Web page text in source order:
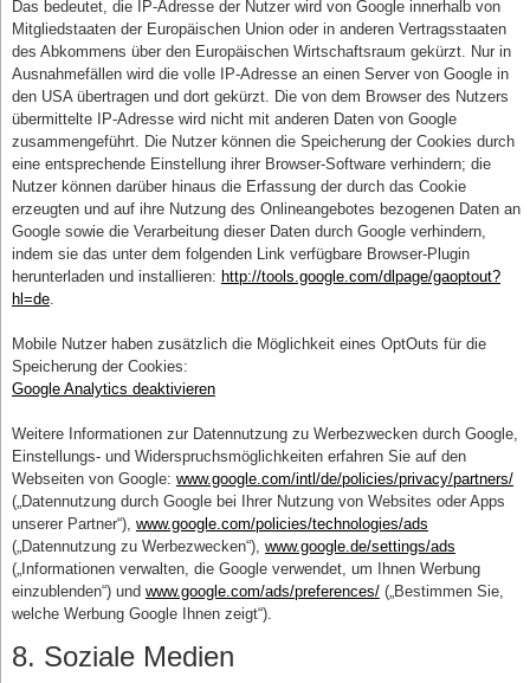
Das bedeutet, die IP-Adresse der Nutzer wird von Google innerhalb von
Mitgliedstaaten der Europäischen Union oder in anderen Vertragsstaaten
des Abkommens über den Europäischen Wirtschaftsraum gekürzt. Nur in
Ausnahmefällen wird die volle IP-Adresse an einen Server von Google in
den USA übertragen und dort gekürzt. Die von dem Browser des Nutzers
übermittelte IP-Adresse wird nicht mit anderen Daten von Google
zusammengeführt. Die Nutzer können die Speicherung der Cookies durch
eine entsprechende Einstellung ihrer Browser-Software verhindern; die
Nutzer können darüber hinaus die Erfassung der durch das Cookie
erzeugten und auf ihre Nutzung des Onlineangebotes bezogenen Daten an
Google sowie die Verarbeitung dieser Daten durch Google verhindern,
indem sie das unter dem folgenden Link verfügbare Browser-Plugin
herunterladen und installieren: http://tools.google.com/dlpage/gaoptout?
hl=de.
Mobile Nutzer haben zusätzlich die Möglichkeit eines OptOuts für die
Speicherung der Cookies:
Google Analytics deaktivieren
Weitere Informationen zur Datennutzung zu Werbezwecken durch Google,
Einstellungs- und Widerspruchsmöglichkeiten erfahren Sie auf den
Webseiten von Google: www.google.com/intl/de/policies/privacy/partners/
(„Datennutzung durch Google bei Ihrer Nutzung von Websites oder Apps
unserer Partner“), www.google.com/policies/technologies/ads
(„Datennutzung zu Werbezwecken“), www.google.de/settings/ads
(„Informationen verwalten, die Google verwendet, um Ihnen Werbung
einzublenden“) und www.google.com/ads/preferences/(„Bestimmen Sie,
welche Werbung Google Ihnen zeigt“).
8. Soziale Medien